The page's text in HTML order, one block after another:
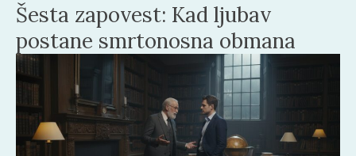
Šesta zapovest: Kad ljubav
postane smrtonosna obmana